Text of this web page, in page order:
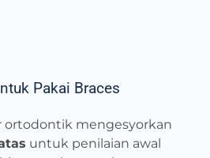
Pakai Braces
ortodontik mengesyorkan
untuk penilaian awal